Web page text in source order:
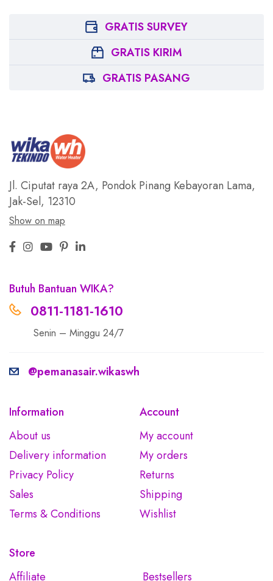
GRATIS SURVEY
GRATIS KIRIM
GRATIS PASANG
Jl. Ciputat raya 2A, Pondok Pinang Kebayoran Lama,
Jak-Sel, 12310
Show on map
Butuh Bantuan WIKA?
0811-1181-1610
Senin – Minggu 24/7
@pemanasair.wikaswh
Information
About us
Delivery information
Privacy Policy
Sales
Terms & Conditions
Account
My account
My orders
Returns
Shipping
Wishlist
Store
Affiliate
Bestsellers